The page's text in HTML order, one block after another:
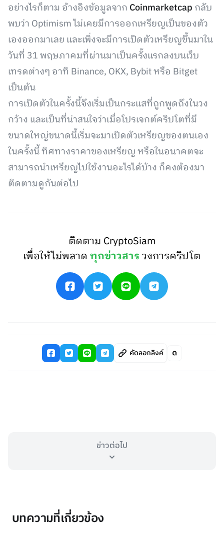
อย่างไรก็ตาม อ้างอิงข้อมูลจาก Coinmarketcap กลับ
พบว่า Optimism ไม่เคยมีการออกเหรียญเป็นของตัว
เองออกมาเลย และเพิ่งจะมีการเปิดตัวเหรียญขึ้นมาใน
วันที่ 31 พฤษภาคมที่ผ่านมาเป็นครั้งแรกลงบนเว็บ
เทรดต่างๆ อาทิ Binance, OKX, Bybit หรือ Bitget
เป็นต้น
การเปิดตัวในครั้งนี้จึงเริ่มเป็นกระแสที่ถูกพูดถึงในวง
กว้าง และเป็นที่น่าสนใจว่าเมื่อโปรเจกต์คริปโตที่มี
ขนาดใหญ่ขนาดนี้เริ่มจะมาเปิดตัวเหรียญของตนเอง
ในครั้งนี้ ทิศทางราคาของเหรียญ หรือในอนาคตจะ
สามารถนำเหรียญไปใช้งานอะไรได้บ้าง ก็คงต้องมา
ติดตามดูกันต่อไป
ติดตาม CryptoSiam
เพื่อให้ไม่พลาดทุกข่าวสารวงการคริปโต
คัดลอกลิงค์
ข่าวต่อไป
บทความที่เกี่ยวข้อง